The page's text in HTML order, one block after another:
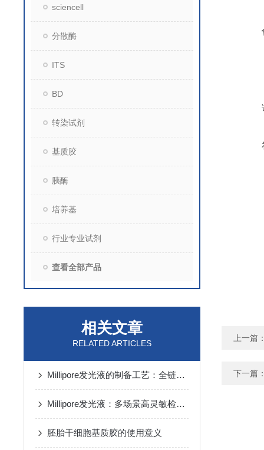
sciencell
分散酶
ITS
BD
转染试剂
基质胶
胰酶
培养基
行业专业试剂
查看全部产品
相关文章
RELATED ARTICLES
Millipore发光液的制备工艺：全链路质控保障检测性能稳定
Millipore发光液：多场景高灵敏检测的核心试剂支撑
胚胎干细胞基质胶的使用意义
上一篇
下一篇